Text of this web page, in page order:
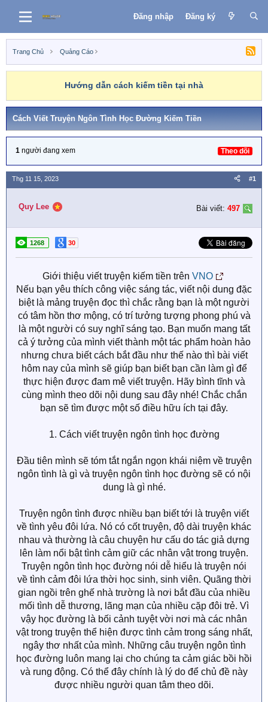
Đăng nhập Đăng ký
Trang Chủ Quảng Cáo
Hướng dẫn cách kiếm tiền tại nhà
Cách Viết Truyện Ngôn Tình Học Đường Kiếm Tiền
1 người đang xem Theo dõi
Thg 11 15, 2023 #1
Quy Lee Bài viết: 497
1268 30
Giới thiệu viết truyện kiếm tiền trên VNO
Nếu bạn yêu thích công việc sáng tác, viết nội dung đặc
biệt là mảng truyện đọc thì chắc rằng bạn là một người
có tâm hồn thơ mộng, có trí tưởng tượng phong phú và
là một người có suy nghĩ sáng tạo. Bạn muốn mang tất
cả ý tưởng của mình viết thành một tác phẩm hoàn hảo
nhưng chưa biết cách bắt đầu như thế nào thì bài viết
hôm nay của mình sẽ giúp bạn biết bạn cần làm gì để
thực hiện được đam mê viết truyện. Hãy bình tĩnh và
cùng mình theo dõi nội dung sau đây nhé! Chắc chắn
bạn sẽ tìm được một số điều hữu ích tại đây.
1. Cách viết truyện ngôn tình học đường
Đầu tiên mình sẽ tóm tắt ngắn ngọn khái niệm về truyện
ngôn tình là gì và truyện ngôn tình học đường sẽ có nội
dung là gì nhé.
Truyện ngôn tình được nhiều bạn biết tới là truyện viết
về tình yêu đôi lứa. Nó có cốt truyện, độ dài truyện khác
nhau và thường là câu chuyện hư cấu do tác giả dựng
lên làm nổi bật tình cảm giữ các nhân vật trong truyện.
Truyện ngôn tình học đường nói dễ hiểu là truyện nói
về tình cảm đôi lứa thời học sinh, sinh viên. Quãng thời
gian ngồi trên ghế nhà trường là nơi bắt đầu của nhiều
mối tình dễ thương, lãng mạn của nhiều cặp đôi trẻ. Vì
vậy học đường là bối cảnh tuyệt vời nơi mà các nhân
vật trong truyện thể hiện được tình cảm trong sáng nhất,
ngây thơ nhất của mình. Những câu truyện ngôn tình
học đường luôn mang lại cho chúng ta cảm giác bồi hồi
và rung động. Có thể đây chính là lý do để chủ đề này
được nhiều người quan tâm theo dõi.